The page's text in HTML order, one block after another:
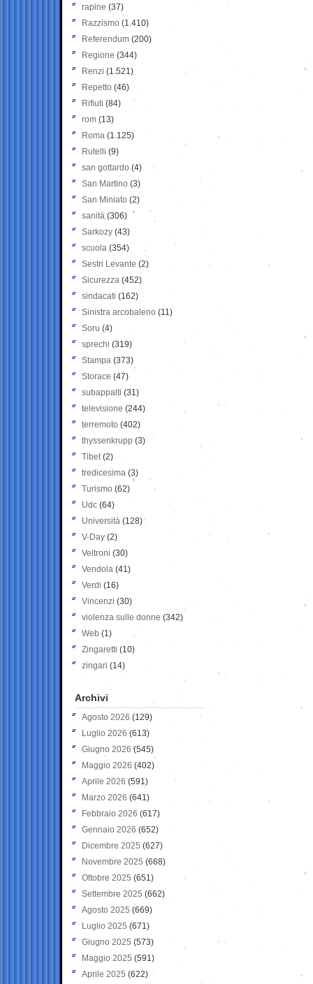
rapine (37)
Razzismo (1.410)
Referendum (200)
Regione (344)
Renzi (1.521)
Repetto (46)
Rifiuti (84)
rom (13)
Roma (1.125)
Rutelli (9)
san gottardo (4)
San Martino (3)
San Miniato (2)
sanità (306)
Sarkozy (43)
scuola (354)
Sestri Levante (2)
Sicurezza (452)
sindacati (162)
Sinistra arcobaleno (11)
Soru (4)
sprechi (319)
Stampa (373)
Storace (47)
subappalti (31)
televisione(244)
terremoto (402)
thyssenkrupp (3)
Tibet(2)
tredicesima (3)
Turismo (62)
Udc (64)
Università (128)
V-Day (2)
Veltroni (30)
Vendola (41)
Verdi (16)
Vincenzi (30)
violenza sulle donne (342)
Web (1)
Zingaretti (10)
zingari (14)
Archivi
Agosto 2026 (129)
Luglio 2026 (613)
Giugno 2026 (545)
Maggio 2026 (402)
Aprile 2026 (591)
Marzo 2026 (641)
Febbraio 2026 (617)
Gennaio 2026 (652)
Dicembre 2025 (627)
Novembre 2025 (668)
Ottobre 2025 (651)
Settembre 2025 (662)
Agosto 2025 (669)
Luglio 2025 (671)
Giugno 2025 (573)
Maggio 2025 (591)
Aprile 2025 (622)